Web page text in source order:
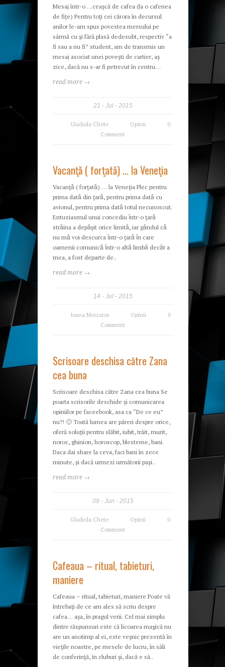
Mesaj într-o …ceaşcă de cafea (la o cafenea
de fiţe) Pentru toţi cei cărora în decursul
anilor le-am spus povestea mersului pe
sârmă cu şi fără plasă dedesubt, respectiv “a
fi sau a nu fi” student, am de transmis un
mesaj asociat unei poveşti de cartier, aş
zice, dacă nu s-ar fi petrecut în centru…
read more →
21 Jul 2015
Gladiola Chete Opinii
0
Comment
Vacanţǎ ( forţatǎ) … la Veneţia
Vacanţǎ ( forţatǎ) … la Veneţia Plec pentru
prima datǎ din ţarǎ, pentru prima datǎ cu
avionul, pentru prima datǎ totul necunoscut.
Entuziasmul unui concediu ȋntr-o ţarǎ
strǎina a depǎșit orice limitǎ, iar gȃndul cǎ
nu mǎ voi descurca ȋntr-o ţarǎ ȋn care
oamenii comunicǎ ȋntr-o altǎ limbǎ decȃt a
mea, a fost departe de..
read more →
14 Jul 2015
Ioana Meszaros Opinii
0
Comment
Scrisoare deschisa către Zana
cea buna
Scrisoare deschisa către Zana cea buna Se
poarta scrisorile deschide și comunicarea
opiniilor pe faceebook, asa ca “De ce eu”
nu?! 🙂 Toată lumea are păreri despre orice,
oferă soluții pentru slăbit, iubit, trăit, murit,
noroc, ghinion, horoscop, blesteme, bani.
Daca dai share la ceva, faci bani în zece
minute, și dacă urmezi următorii pași..
read more →
09 Jun 2015
Gladiola Chete Opinii
0
Comment
Cafeaua – ritual, tabieturi,
maniere
Cafeaua – ritual, tabieturi, maniere Poate vă
întrebați de ce am ales să scriu despre
cafea… aşa, în pragul verii. Cel mai simplu
dintre răspunsuri este că licoarea magică nu
are un anotimp al ei, este veşnic prezentă în
vieţile noastre, pe mesele de lucru, în săli
de conferinţă, în cluburi şi, dacă e să..